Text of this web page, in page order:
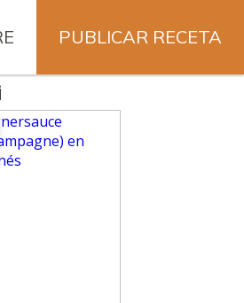
PUBLICAR RECETA